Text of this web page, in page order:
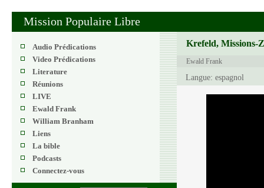
Mission Populaire Libre
Audio Prédications
Video Prédications
Literature
Réunions
LIVE
Ewald Frank
William Branham
Liens
La bible
Podcasts
Connectez-vous
Krefeld, Missions-
Ewald Frank
Langue: espagnol